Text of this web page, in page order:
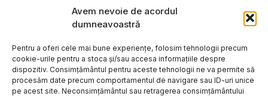
Avem nevoie de acordul
dumneavoastră
Pentru a oferi cele mai bune experiențe, folosim tehnologii precum
cookie-urile pentru a stoca și/sau accesa informațiile despre
dispozitiv. Consimțământul pentru aceste tehnologii ne va permite să
procesăm date precum comportamentul de navigare sau ID-uri unice
pe acest site. Neconsimțământul sau retragerea consimțământului